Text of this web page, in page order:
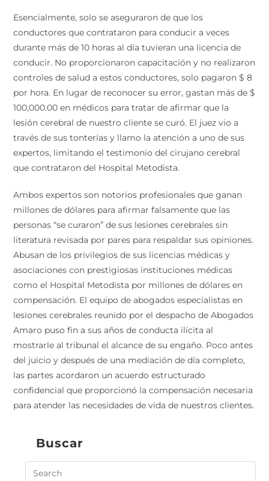
Esencialmente, solo se aseguraron de que los
conductores que contrataron para conducir a veces
durante más de 10 horas al día tuvieran una licencia de
conducir. No proporcionaron capacitación y no realizaron
controles de salud a estos conductores, solo pagaron $ 8
por hora. En lugar de reconocer su error, gastan más de $
100,000.00 en médicos para tratar de afirmar que la
lesión cerebral de nuestro cliente se curó. El juez vio a
través de sus tonterías y llamo la atención a uno de sus
expertos, limitando el testimonio del cirujano cerebral
que contrataron del Hospital Metodista.
Ambos expertos son notorios profesionales que ganan
millones de dólares para afirmar falsamente que las
personas “se curaron” de sus lesiones cerebrales sin
literatura revisada por pares para respaldar sus opiniones.
Abusan de los privilegios de sus licencias médicas y
asociaciones con prestigiosas instituciones médicas
como el Hospital Metodista por millones de dólares en
compensación. El equipo de abogados especialistas en
lesiones cerebrales reunido por el despacho de Abogados
Amaro puso fin a sus años de conducta ilícita al
mostrarle al tribunal el alcance de su engaño. Poco antes
del juicio y después de una mediación de día completo,
las partes acordaron un acuerdo estructurado
confidencial que proporcionó la compensación necesaria
para atender las necesidades de vida de nuestros clientes.
Buscar